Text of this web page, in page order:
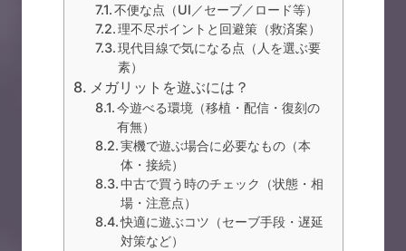
不便な点（UI／セーブ／ロード等）
理不尽ポイントと回避策（救済案）
現代目線で気になる点（人を選ぶ要
素）
メガリットを遊ぶには？
今遊べる環境（移植・配信・復刻の
有無）
実機で遊ぶ場合に必要なもの（本
体・接続）
中古で買う時のチェック（状態・相
場・注意点）
快適に遊ぶコツ（セーブ手段・遅延
対策など）